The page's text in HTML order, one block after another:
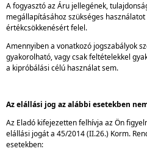
A fogyasztó az Áru jellegének,
megállapításához szükséges
értékcsökkenésért felel.
Amennyiben a vonatkozó jogszabályok
gyakorolható, vagy csak feltételekkel
a kipróbálási célú használat sem.
Az elállási jog az alábbi esetekben
Az Eladó kifejezetten felhívja az Ön
elállási jogát a 45/2014 (II.26.) Korm.
esetekben: